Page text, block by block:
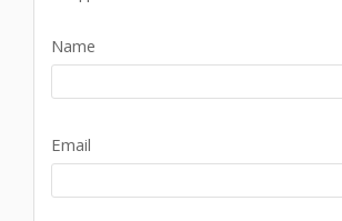
Name
Email